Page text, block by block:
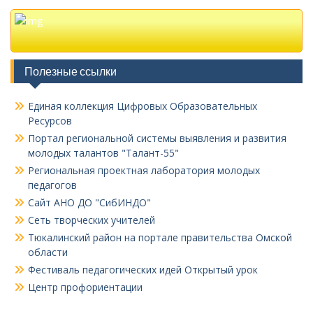
Полезные ссылки
Единая коллекция Цифровых Образовательных
Ресурсов
Портал региональной системы выявления и развития
молодых талантов "Талант-55"
Региональная проектная лаборатория молодых
педагогов
Сайт АНО ДО "СибИНДО"
Сеть творческих учителей
Тюкалинский район на портале правительства Омской
области
Фестиваль педагогических идей Открытый урок
Центр профориентации